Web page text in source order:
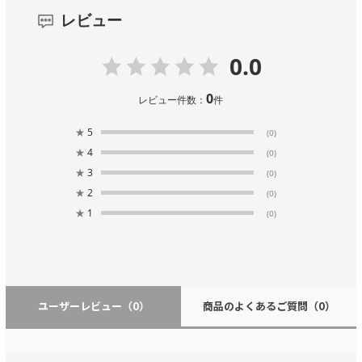
レビュー
0.0
レビュー件数：0件
★ 5 (0)
★ 4 (0)
★ 3 (0)
★ 2 (0)
★ 1 (0)
ユーザーレビュー （0） 商品のよくあるご質問 （0）